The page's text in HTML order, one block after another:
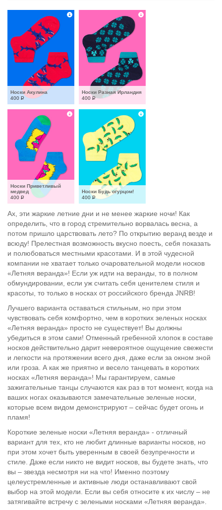
Носки Акулина
400 Р
Носки Разная Ирландия
400 Р
Носки Приветливый
медвед
400 Р
Носки Будь огурцом!
400 Р
Ах, эти жаркие летние дни и не менее жаркие ночи! Как
определить, что в город стремительно ворвалась весна, а
потом пришло царствовать лето? По открытию веранд везде и
всюду! Прелестная возможность вкусно поесть, себя показать
и полюбоваться местными красотами. И в этой чудесной
компании не хватает только очаровательной модели носков
«Летняя веранда»! Если уж идти на веранды, то в полном
обмундировании, если уж считать себя ценителем стиля и
красоты, то только в носках от российского бренда JNRB!
Лучшего варианта оставаться стильным, но при этом
чувствовать себя комфортно, чем в коротких зеленых носках
«Летняя веранда» просто не существует! Вы должны
убедиться в этом сами! Отменный гребенной хлопок в составе
носков действительно дарит невероятное ощущение свежести
и легкости на протяжении всего дня, даже если за окном зной
или гроза. А как же приятно и весело танцевать в коротких
носках «Летняя веранда»! Мы гарантируем, самые
зажигательные танцы случаются как раз в тот момент, когда на
ваших ногах оказываются замечательные зеленые носки,
которые всем видом демонстрируют – сейчас будет огонь и
пламя!
Короткие зеленые носки «Летняя веранда» - отличный
вариант для тех, кто не любит длинные варианты носков, но
при этом хочет быть уверенным в своей безупречности и
стиле. Даже если никто не видит носков, вы будете знать, что
вы – звезда несмотря ни на что! Именно поэтому
целеустремленные и активные люди останавливают свой
выбор на этой модели. Если вы себя относите к их числу – не
затягивайте встречу с зелеными носками «Летняя веранда».